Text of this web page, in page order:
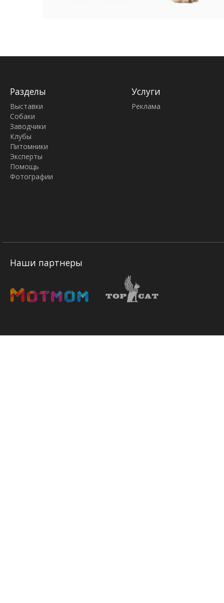
Разделы
Выставки
Собаки
Заводчики
Клубы
Питомники
Эксперты
Помощь
Фотографии
Услуги
Реклама
Наши партнеры